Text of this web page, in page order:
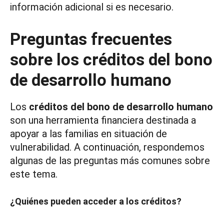
información adicional si es necesario.
Preguntas frecuentes
sobre los créditos del bono
de desarrollo humano
Los créditos del bono de desarrollo humano
son una herramienta financiera destinada a
apoyar a las familias en situación de
vulnerabilidad. A continuación, respondemos
algunas de las preguntas más comunes sobre
este tema.
¿Quiénes pueden acceder a los créditos?